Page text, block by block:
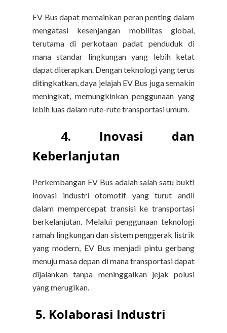
EV Bus dapat memainkan peran penting dalam
mengatasi kesenjangan mobilitas global,
terutama di perkotaan padat penduduk di
mana standar lingkungan yang lebih ketat
dapat diterapkan. Dengan teknologi yang terus
ditingkatkan, daya jelajah EV Bus juga semakin
meningkat, memungkinkan penggunaan yang
lebih luas dalam rute-rute transportasi umum.
4. Inovasi dan
Keberlanjutan
Perkembangan EV Bus adalah salah satu bukti
inovasi industri otomotif yang turut andil
dalam mempercepat transisi ke transportasi
berkelanjutan. Melalui penggunaan teknologi
ramah lingkungan dan sistem penggerak listrik
yang modern, EV Bus menjadi pintu gerbang
menuju masa depan di mana transportasi dapat
dijalankan tanpa meninggalkan jejak polusi
yang merugikan.
5. Kolaborasi Industri